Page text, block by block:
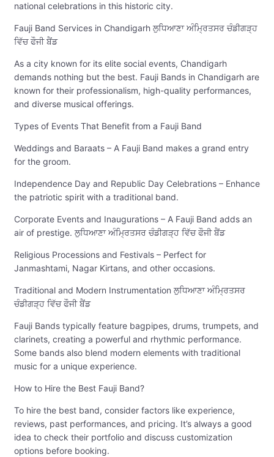
national celebrations in this historic city.
Fauji Band Services in Chandigarh ਲੁਧਿਆਣਾ ਅੰਮ੍ਰਿਤਸਰ ਚੰਡੀਗੜ੍ਹ
ਵਿੱਚ ਫੌਜੀ ਬੈਂਡ
As a city known for its elite social events, Chandigarh
demands nothing but the best. Fauji Bands in Chandigarh are
known for their professionalism, high-quality performances,
and diverse musical offerings.
Types of Events That Benefit from a Fauji Band
Weddings and Baraats – A Fauji Band makes a grand entry
for the groom.
Independence Day and Republic Day Celebrations – Enhance
the patriotic spirit with a traditional band.
Corporate Events and Inaugurations – A Fauji Band adds an
air of prestige. ਲੁਧਿਆਣਾ ਅੰਮ੍ਰਿਤਸਰ ਚੰਡੀਗੜ੍ਹ ਵਿੱਚ ਫੌਜੀ ਬੈਂਡ
Religious Processions and Festivals – Perfect for
Janmashtami, Nagar Kirtans, and other occasions.
Traditional and Modern Instrumentation ਲੁਧਿਆਣਾ ਅੰਮ੍ਰਿਤਸਰ
ਚੰਡੀਗੜ੍ਹ ਵਿੱਚ ਫੌਜੀ ਬੈਂਡ
Fauji Bands typically feature bagpipes, drums, trumpets, and
clarinets, creating a powerful and rhythmic performance.
Some bands also blend modern elements with traditional
music for a unique experience.
How to Hire the Best Fauji Band?
To hire the best band, consider factors like experience,
reviews, past performances, and pricing. It’s always a good
idea to check their portfolio and discuss customization
options before booking.